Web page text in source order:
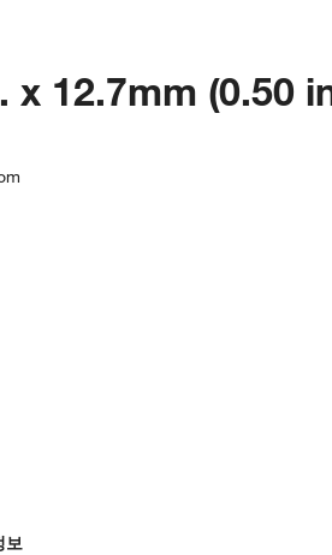
x 12.7mm
보